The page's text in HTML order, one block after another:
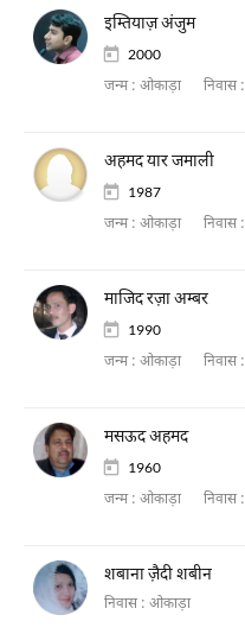
इम्तियाज़ अंजुम
2000
जन्म : ओकाड़ा निवास :
अहमद यार जमाली
1987
जन्म : ओकाड़ा निवास :
माजिद रज़ा अम्बर
1990
जन्म : ओकाड़ा निवास :
मसऊद अहमद
1960
जन्म : ओकाड़ा निवास :
शबाना ज़ैदी शबीन
निवास : ओकाड़ा